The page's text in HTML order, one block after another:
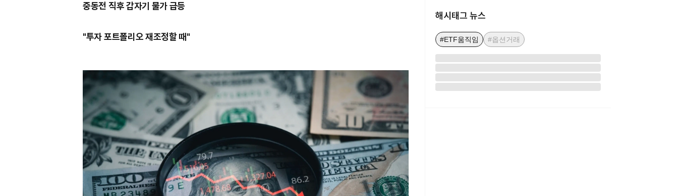
중동전 직후 갑자기 물가 급등
"투자 포트폴리오 재조정할 때"
해시태그 뉴스
#ETF움직임 #옵션거래